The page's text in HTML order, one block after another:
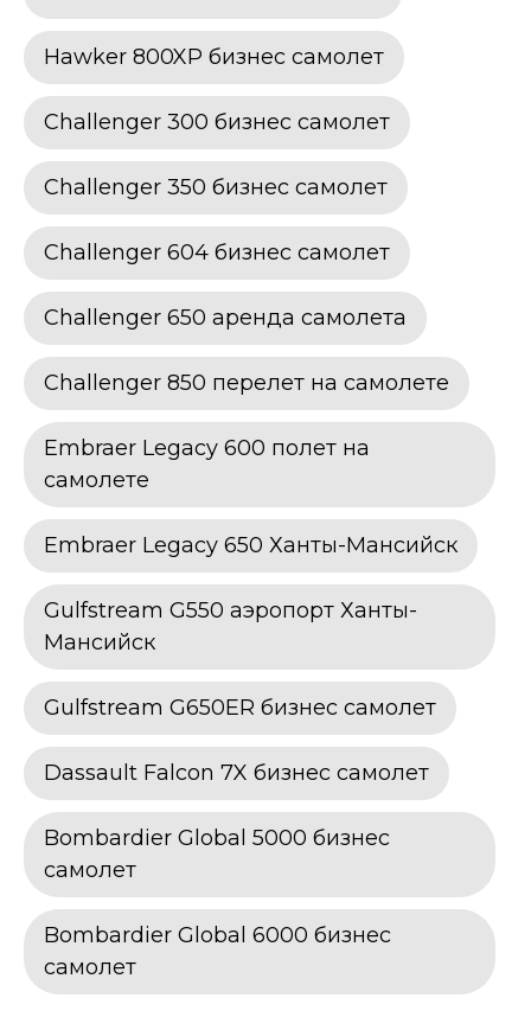
Hawker 800XP бизнес самолет
Challenger 300 бизнес самолет
Challenger 350 бизнес самолет
Challenger 604 бизнес самолет
Challenger 650 аренда самолета
Challenger 850 перелет на самолете
Embraer Legacy 600 полет на
самолете
Embraer Legacy 650 Ханты-Мансийск
Gulfstream G550 аэропорт Ханты-
Мансийск
Gulfstream G650ER бизнес самолет
Dassault Falcon 7X бизнес самолет
Bombardier Global 5000 бизнес
самолет
Bombardier Global 6000 бизнес
самолет